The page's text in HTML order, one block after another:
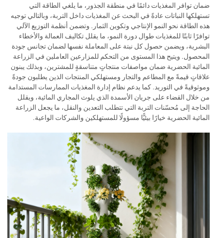
ضمان توافر المغذيات دائمًا في منطقة الجذور، ما يلغي الطاقة التي
تستهلكها النباتات عادةً في البحث عن المغذيات داخل التربة، وبالتالي توجيه
هذه الطاقة نحو النمو الإنتاجي وتكوين الثمار. وتضمن أنظمة التوزيع الآلي
توافرًا ثابتًا للمغذيات طوال دورة النمو، ما يقلل تكاليف العمالة والأخطاء
البشرية، ويضمن حصول كل نبتة على المعاملة نفسها لضمان تجانس جودة
المحصول. ويتيح هذا المستوى من التحكم للمزارعين العاملين في الزراعة
المائية الحضرية ضمان مواصفات منتجاتٍ متناسقةٍ للمشترين، وبذلك يبنون
علاقاتٍ قيمةً مع المطاعم والتجار ومستهلكي المنتجات الذين يطلبون جودةً
وموثوقيةً في التوريد. كما يدعم نظام إدارة المغذيات الممارسات المستدامة
من خلال القضاء على جريان الأسمدة الذي يلوث المجاري المائية، ويقلل
الحاجة إلى مُحسّنات التربة التي تتطلب التعدين والنقل، ما يجعل الزراعة
المائية الحضرية خيارًا بيئيًّا مسؤولًا للمستهلكين والشركات الواعية.